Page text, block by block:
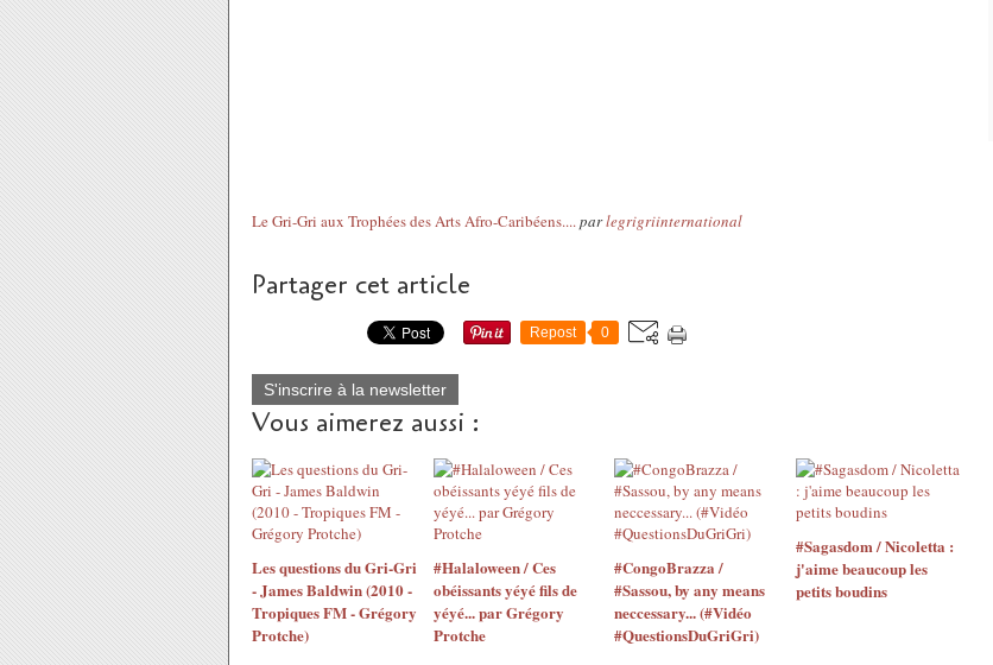
Le Gri-Gri aux Trophées des Arts Afro-Caribéens....parlegrigriinternational
Partager cet article
Repost 0
S'inscrire à la newsletter
Vous aimerez aussi :
Les questions du Gri-Gri
- James Baldwin (2010 -
Tropiques FM - Grégory
Protche)
#Halaloween / Ces
obéissants yéyé fils de
yéyé... par Grégory
Protche
#CongoBrazza /
#Sassou, by any means
neccessary... (#Vidéo
#QuestionsDuGriGri)
#Sagasdom / Nicoletta :
j'aime beaucoup les
petits boudins